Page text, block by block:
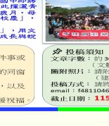
年度第
選結果(
知識